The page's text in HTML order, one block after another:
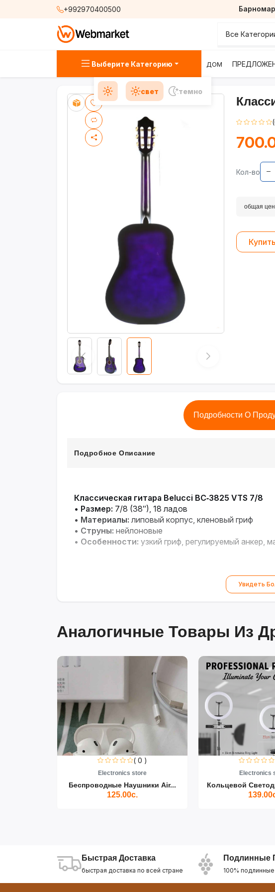
+992970400500
Все
Выберите Категорию ДОМ
свет темно
Кол-во
общая
Подробности О
Подробное Описание
Классическая гитара Belucci BC‑3825 VTS 7/8
• Размер: 7/8 (38″), 18 ладов
• Материалы: липовый корпус, кленовый гриф
• Струны: нейлоновые
• Особенности: узкий гриф, регулируемый анкер,
Увидеть
Аналогичные Товары Из
( 0 )
Electronics store
Беспроводные Наушники Air...
125.00с.
Electronics
Кольцевой
Быстрая Доставка
быстрая доставка по всей стране
Подлинные
100%